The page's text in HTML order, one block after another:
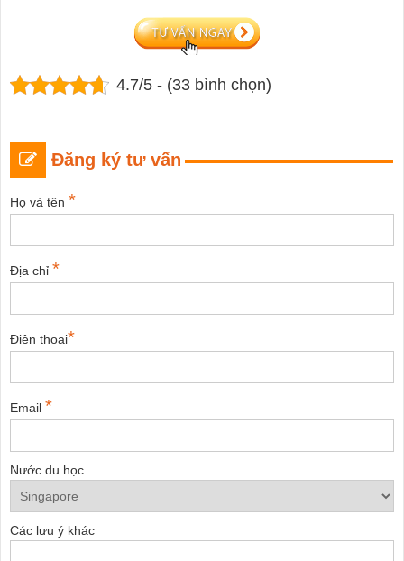
4.7/5 - (33 bình chọn)
Đăng ký tư vấn
Họ và tên *
Địa chỉ *
Điện thoại*
Email *
Nước du học
Các lưu ý khác